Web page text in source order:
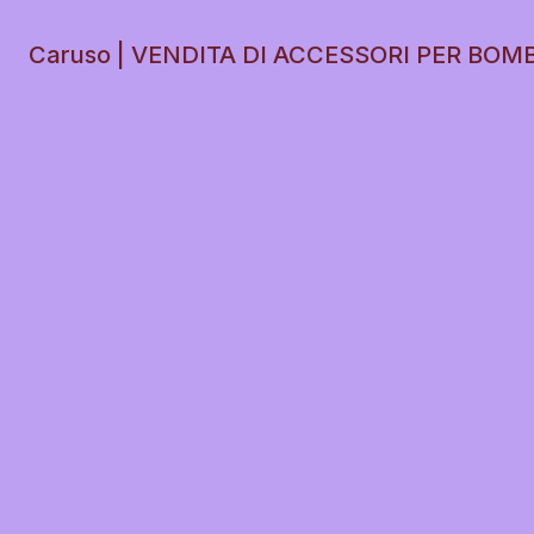
Caruso | VENDITA DI ACCESSORI PER